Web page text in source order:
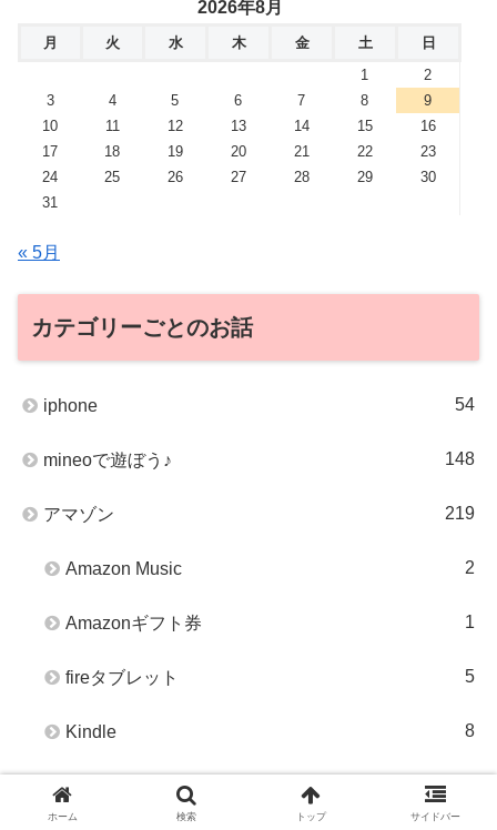
2026年8月
月 火 水 木 金 土
日
1
2
3
4 5 6 7 8
9
10
11 12 13 14 15
16
17
18 19 20 21 22
23
24
25 26 27 28 29
30
31
« 5月
カテゴリーごとのお話
iphone 54
mineoで遊ぼう♪ 148
アマゾン 219
Amazon Music 2
Amazonギフト券 1
fireタブレット 5
Kindle 8
イオシス 153
ホーム 検索 トップ サイドバー